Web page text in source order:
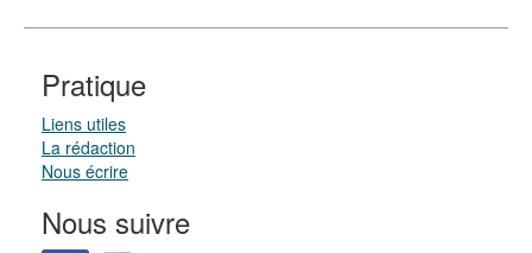
Pratique
Liens utiles
La rédaction
Nous écrire
Nous suivre